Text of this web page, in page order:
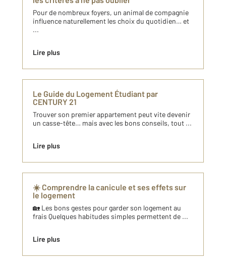
Pour de nombreux foyers, un animal de compagnie
influence naturellement les choix du quotidien… et
...
Lire plus
Le Guide du Logement Étudiant par
CENTURY 21
Trouver son premier appartement peut vite devenir
un casse-tête… mais avec les bons conseils, tout ...
Lire plus
☀️ Comprendre la canicule et ses effets sur
le logement
🏡 Les bons gestes pour garder son logement au
frais Quelques habitudes simples permettent de ...
Lire plus